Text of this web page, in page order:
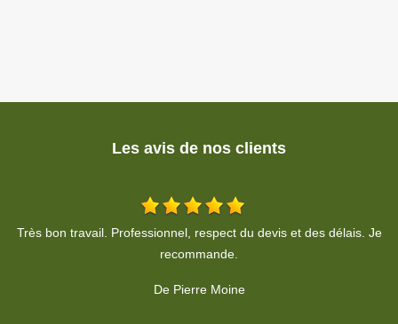
Les avis de nos clients
Bon travail en sécurité avent pendant après